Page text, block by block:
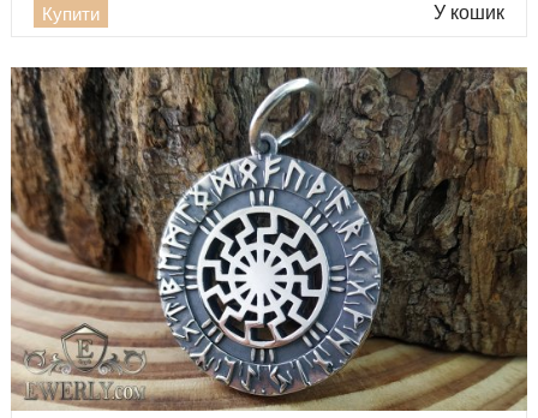
Купити У кошик